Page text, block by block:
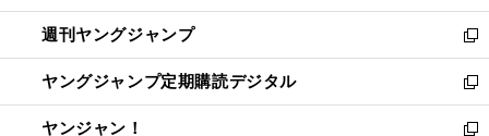
開
く
ウ
で
開
く
ン
ド
ウ
で
開
く
ウ
ィ
ン
ド
ウ
で
週刊ヤングジャンプ
新
し
い
ウ
ィ
ヤングジャンプ定期購読デジタル
新
し
い
ヤンジャン！